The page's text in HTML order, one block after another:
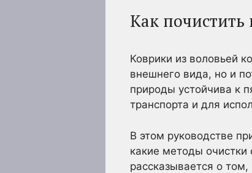
Как
Коврики из воловьей
внешнего вида, но и
природы устойчива к
транспорта и для
В этом руководстве
какие методы
рассказывается о том,